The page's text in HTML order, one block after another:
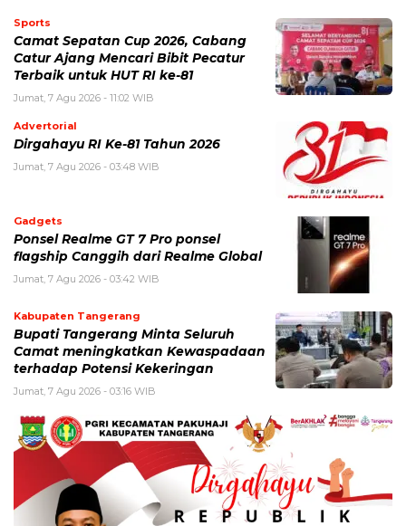
Sports
Camat Sepatan Cup 2026, Cabang
Catur Ajang Mencari Bibit Pecatur
Terbaik untuk HUT RI ke-81
Jumat, 7 Agu 2026 - 11:02 WIB
Advertorial
Dirgahayu RI Ke-81 Tahun 2026
Jumat, 7 Agu 2026 - 03:48 WIB
Gadgets
Ponsel Realme GT 7 Pro ponsel
flagship Canggih dari Realme Global
Jumat, 7 Agu 2026 - 03:42 WIB
Kabupaten Tangerang
Bupati Tangerang Minta Seluruh
Camat meningkatkan Kewaspadaan
terhadap Potensi Kekeringan
Jumat, 7 Agu 2026 - 03:16 WIB